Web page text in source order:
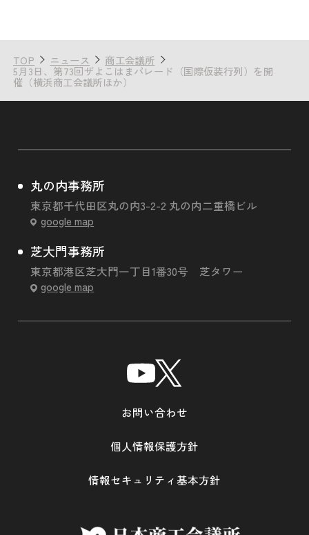
TOP ニュース 商工会議所
5月3日、第73回ザよこはまパレード（国際仮装行列）を開
催（横浜商工会議所ほか）
丸の内事務所
東京都千代田区丸の内3-2-2 丸の内二重橋ビル
google map
芝大門事務所
東京都港区芝大門一丁目1番30号 芝タワー
google map
お問い合わせ
個人情報保護方針
情報セキュリティ基本方針